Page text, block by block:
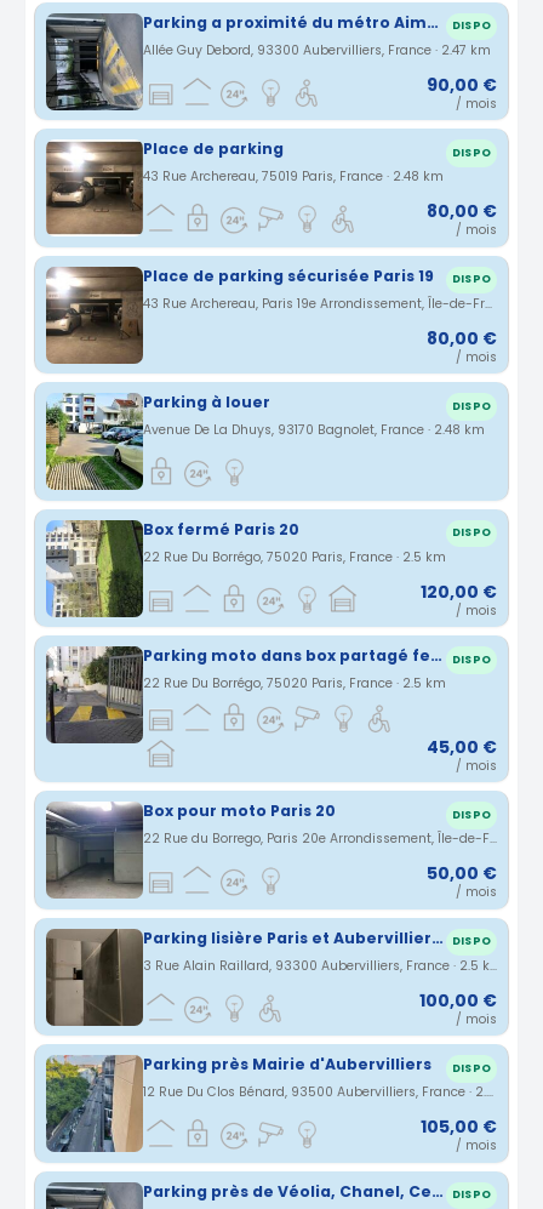
Parking a proximité du métro Aimé Césaire et de la porte d'Aubervilliers DISPO
Allée Guy Debord, 93300 Aubervilliers, France · 2.47 km
90,00 €
/ mois
Place de parking DISPO
43 Rue Archereau, 75019 Paris, France · 2.48 km
80,00 €
/ mois
Place de parking sécurisée Paris 19 DISPO
43 Rue Archereau, Paris 19e Arrondissement, Île-de-France, France · 2.48 km
80,00 €
/ mois
Parking à louer DISPO
Avenue De La Dhuys, 93170 Bagnolet, France · 2.48 km
Box fermé Paris 20 DISPO
22 Rue Du Borrégo, 75020 Paris, France · 2.5 km
120,00 €
/ mois
Parking moto dans box partagé fermé DISPO
22 Rue Du Borrégo, 75020 Paris, France · 2.5 km
45,00 €
/ mois
Box pour moto Paris 20 DISPO
22 Rue du Borrego, Paris 20e Arrondissement, Île-de-France, France · 2.5 km
50,00 €
/ mois
Parking lisière Paris et Aubervilliers proximité Veolia, Chanel, ministères, Pont de Stains, Docks, Millénaire, métro Aimée Césaire DISPO
3 Rue Alain Raillard, 93300 Aubervilliers, France · 2.5 km
100,00 €
/ mois
Parking près Mairie d'Aubervilliers DISPO
12 Rue Du Clos Bénard, 93500 Aubervilliers, France · 2.5 km
105,00 €
/ mois
Parking près de Véolia, Chanel, Centre commercial Le Millénaire (porte d'Aubervilliers) DISPO